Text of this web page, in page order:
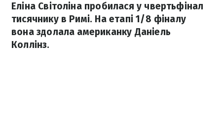
Еліна Світоліна пробилася у чвертьфінал
тисячнику в Римі. На етапі 1/8 фіналу
вона здолала американку Даніель
Коллінз.